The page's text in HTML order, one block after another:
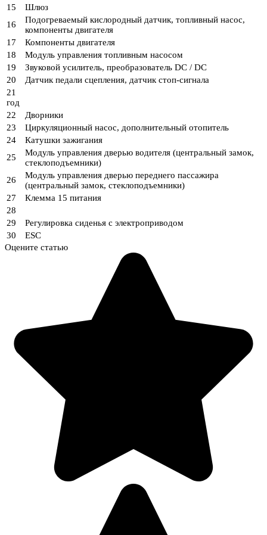
15
Шлюз
16
Подогреваемый кислородный датчик, топливный насос,
компоненты двигателя
17
Компоненты двигателя
18
Модуль управления топливным насосом
19
Звуковой усилитель, преобразователь DC / DC
20
Датчик педали сцепления, датчик стоп-сигнала
21
год
22
Дворники
23
Циркуляционный насос, дополнительный отопитель
24
Катушки зажигания
25
Модуль управления дверью водителя (центральный замок,
стеклоподъемники)
26
Модуль управления дверью переднего пассажира
(центральный замок, стеклоподъемники)
27
Клемма 15 питания
28
29
Регулировка сиденья с электроприводом
30
ESC
Оцените статью